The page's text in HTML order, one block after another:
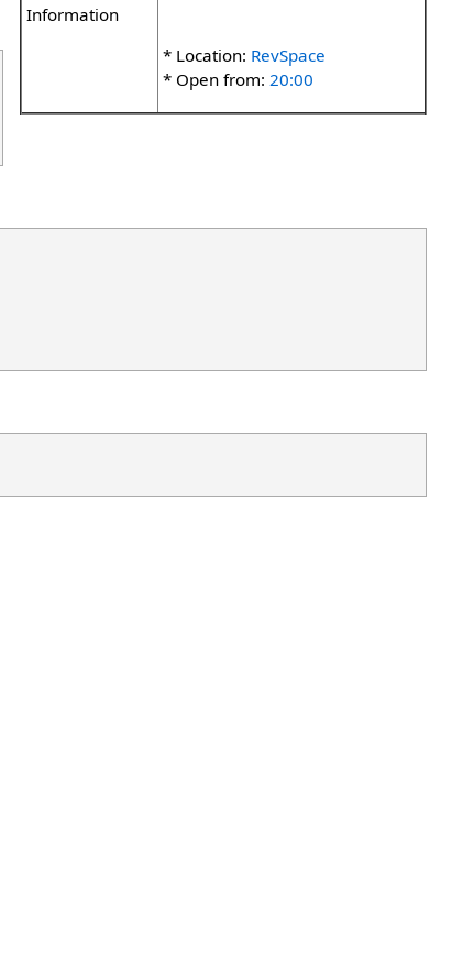
Information
* Location: RevSpace
* Open from: 20:00